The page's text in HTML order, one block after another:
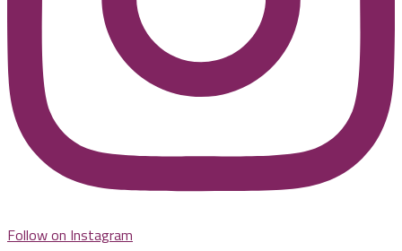
Follow on Instagram